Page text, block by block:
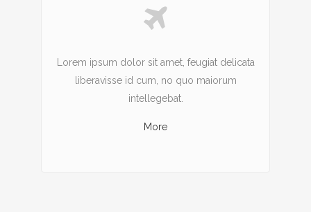
Lorem ipsum dolor sit amet, feugiat delicata
liberavisse id cum, no quo maiorum
intellegebat.
More